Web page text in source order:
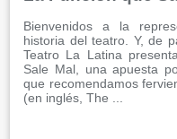
Bienvenidos a la
historia del teatro. Y, de
Teatro La Latina
Sale Mal, una apuesta
que recomendamos
(en inglés, The ...